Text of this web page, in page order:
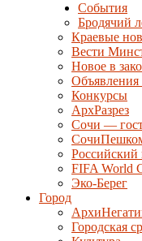
События
Бродячий
Краевые
Вести
Новое в
Конкурсы
АрхРазрез
Сочи —
FIFA World
Эко-Берег
Город
Городская